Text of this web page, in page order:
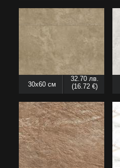
30x60 см
32.70 лв.
(16.72 €)